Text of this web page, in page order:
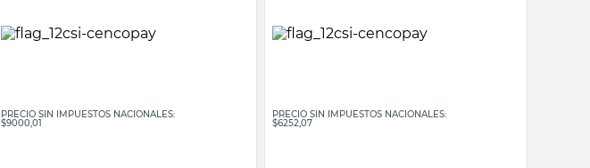
PRECIO SIN IMPUESTOS NACIONALES:
$9000,01
PRECIO SIN IMPUESTOS NACIONALES:
$6252,07